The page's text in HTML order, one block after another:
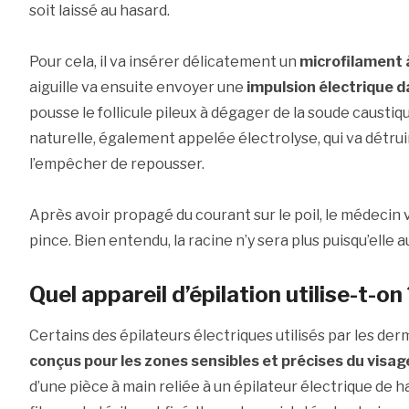
soit laissé au hasard.
Pour cela, il va insérer délicatement un microfilament
aiguille va ensuite envoyer une impulsion électrique
pousse le follicule pileux à dégager de la soude
naturelle, également appelée électrolyse, qui va
l’empêcher de repousser.
Après avoir propagé du courant sur le poil, le médecin
pince. Bien entendu, la racine n’y sera plus puisqu’elle
Quel appareil d’épilation utilise-t-on
Certains des épilateurs électriques utilisés par les
conçus pour les zones sensibles et précises du
d’une pièce à main reliée à un épilateur électrique de